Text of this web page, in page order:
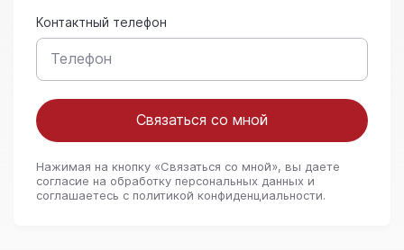
Контактный телефон
Связаться со мной
Нажимая на кнопку «Связаться со мной», вы даете
согласие на обработку персональных данных и
соглашаетесь c политикой конфиденциальности.